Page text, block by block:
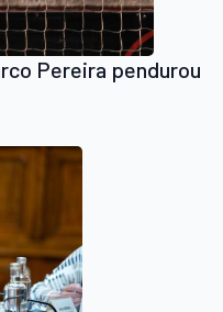
Pereira pendurou